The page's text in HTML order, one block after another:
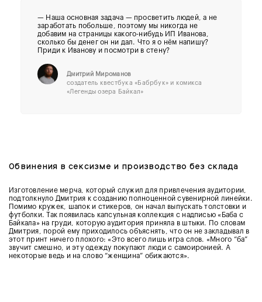
— Наша основная задача — просветить людей, а не
заработать побольше, поэтому мы никогда не
добавим на страницы какого-нибудь ИП Иванова,
сколько бы денег он ни дал. Что я о нём напишу?
Приди к Иванову и посмотри в стену?
Дмитрий Мироманов
создатель квестбука «Бабрбук» и комикса
«Легенды озера Байкал»
Обвинения в сексизме и производство без склада
Изготовление мерча, который служил для привлечения аудитории,
подтолкнуло Дмитрия к созданию полноценной сувенирной линейки.
Помимо кружек, шапок и стикеров, он начал выпускать толстовки и
футболки. Так появилась капсульная коллекция с надписью «Баба с
Байкала» на груди, которую аудитория приняла в штыки. По словам
Дмитрия, порой ему приходилось объяснять, что он не закладывал в
этот принт ничего плохого: «Это всего лишь игра слов. «Много “ба”
звучит смешно, и эту одежду покупают люди с самоиронией. А
некоторые ведь и на слово “женщина” обижаются».